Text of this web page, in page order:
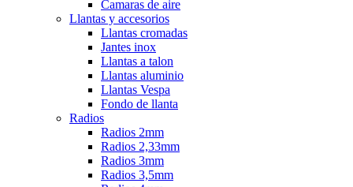
Camaras de aire
Llantas y accesorios
Llantas cromadas
Jantes inox
Llantas a talon
Llantas aluminio
Llantas Vespa
Fondo de llanta
Radios
Radios 2mm
Radios 2,33mm
Radios 3mm
Radios 3,5mm